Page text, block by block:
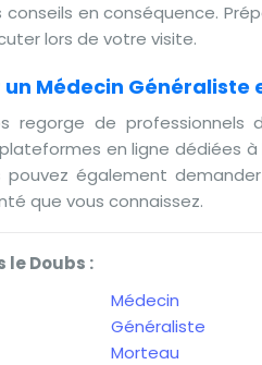
en conséquence.
lors de votre visite.
Médecin Généraliste
regorge de
en ligne dédiées
pouvez également
que vous connaissez.
le Doubs :
Médecin
Généraliste
Morteau